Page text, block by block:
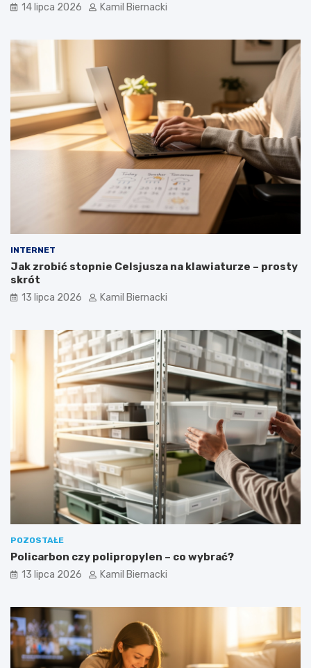
14 lipca 2026 Kamil Biernacki
INTERNET
Jak zrobić stopnie Celsjusza na klawiaturze – prosty
skrót
13 lipca 2026 Kamil Biernacki
POZOSTAŁE
Policarbon czy polipropylen – co wybrać?
13 lipca 2026 Kamil Biernacki